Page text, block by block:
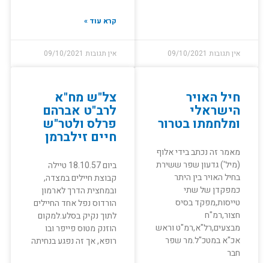
אין תגובות 09/10/2021
קרא עוד »
אין תגובות 09/10/2021
חיל האויר
הישראלי
ומלחמתו בטרור
מאמר זה נכתב בידי אלוף
(מיל') גדעון שפר ששירת
בחיל האויר בין היתר
כמפקדן של שתי
טייסות,מפקד בסיס
חצור,רמ"ח
מבצעים,רל"א,רמ"ט וראש
אכ"א במטכ"ל.מר שפר
חבר
צל"ש מח"א
לרב"ט אברהם
פרלס ולטר"ש
חיים זילברמן
ביום 18.10.57 טיילה
קבוצת חיילים במצדה,
ובמחצית הדרך לארמון
הורדוס נפל אחד החיילים
לתוך נקיק בסלע.למקום
הוזנק מטוס פייפר ובו
רופא, אך זה נפגע בנחיתה